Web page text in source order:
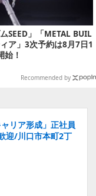
ムSEED」「METAL BUIL
ア」3次予約は8月7日1
始！
Recommended by
リア形成」正社員
迎/川口市本町2丁